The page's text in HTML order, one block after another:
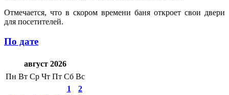
Отмечается, что в скором времени баня откроет свои двери
для посетителей.
По дате
август 2026
Пн Вт Ср Чт Пт Сб Вс
1
2